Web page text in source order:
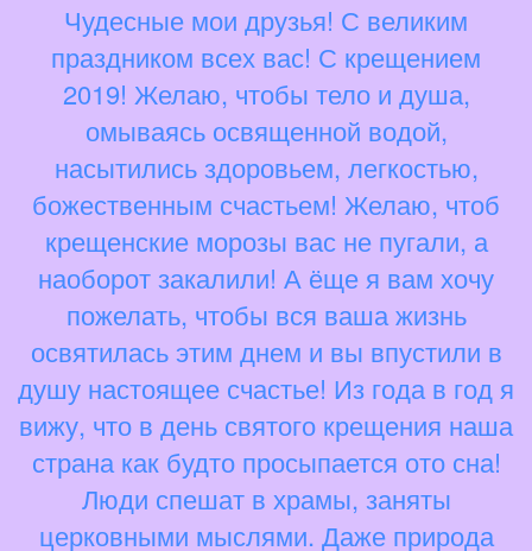
Чудесные мои друзья! С великим
праздником всех вас! С крещением
2019! Желаю, чтобы тело и душа,
омываясь освященной водой,
насытились здоровьем, легкостью,
божественным счастьем! Желаю, чтоб
крещенские морозы вас не пугали, а
наоборот закалили! А ёще я вам хочу
пожелать, чтобы вся ваша жизнь
освятилась этим днем и вы впустили в
душу настоящее счастье! Из года в год я
вижу, что в день святого крещения наша
страна как будто просыпается ото сна!
Люди спешат в храмы, заняты
церковными мыслями. Даже природа